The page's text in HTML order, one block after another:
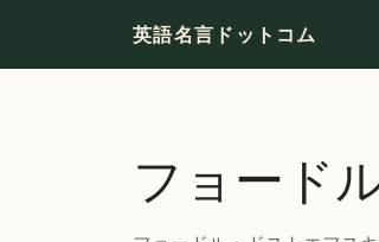
英語名言ドットコム
フョード